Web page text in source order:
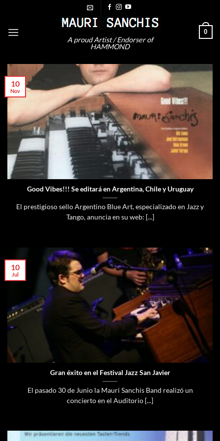
contenido
A proud Artist / Endorser of
HAMMOND
0
Good Vibes!!! Se editará en Argentina, Chile y Uruguay
El prestigioso sello Argentino Blue Art, especializado en Jazz y
Tango, anuncia en su web: [...]
10
Nov
Gran éxito en el Festival Jazz San Javier
El pasado 30 de Junio la Mauri Sanchis Band realizó un
concierto en el Auditorio [...]
10
Jul